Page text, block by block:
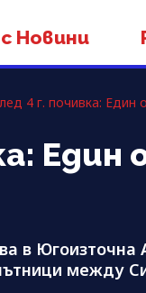
Новини
4 г. почивка: Един
в Югоизточна
между